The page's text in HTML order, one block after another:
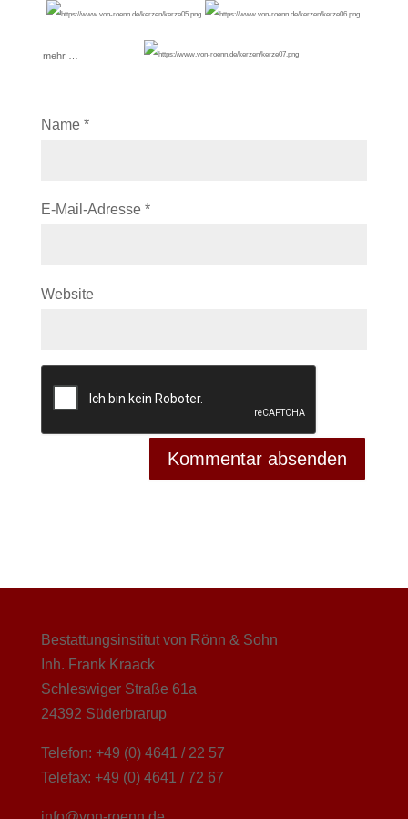
mehr …
Name *
E-Mail-Adresse *
Website
Bestattungsinstitut von Rönn & Sohn
Inh. Frank Kraack
Schleswiger Straße 61a
24392 Süderbrarup
Telefon: +49 (0) 4641 / 22 57
Telefax: +49 (0) 4641 / 72 67